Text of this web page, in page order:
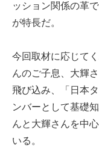
ッション関係の革
が特長だ。
今回取材に応じて
んのご子息、大輝
飛び込み、「日本
ンバーとして基礎
んと大輝さんを中
いる。